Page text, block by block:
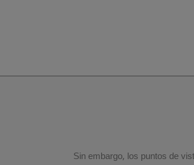
Sin embargo, los puntos de